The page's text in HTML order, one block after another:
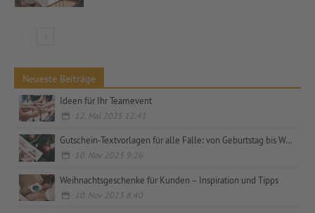
Neueste Beiträge
Ideen für Ihr Teamevent
12. Mai 2025 12:41
Gutschein-Textvorlagen für alle Fälle: von Geburtstag bis Weihnachten, privat und geschäftlich
10. Nov 2023 9:26
Weihnachtsgeschenke für Kunden – Inspiration und Tipps
10. Nov 2023 8:40